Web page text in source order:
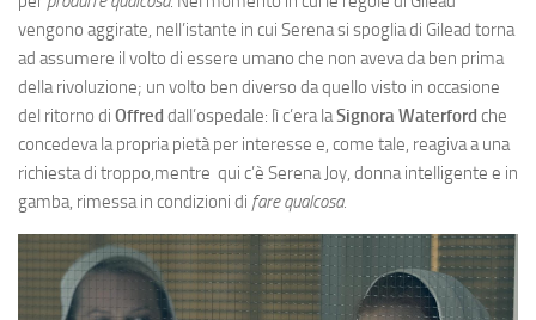
vengono aggirate, nell’istante in cui Serena si spoglia di Gilead torna
ad assumere il volto di essere umano che non aveva da ben prima
della rivoluzione; un volto ben diverso da quello visto in occasione
del ritorno di Offred dall’ospedale: lì c’era laSignora Waterford che
concedeva la propria pietà per interesse e, come tale, reagiva a una
richiesta di troppo,mentre qui c’è Serena Joy, donna intelligente e in
gamba, rimessa in condizioni di fare qualcosa.